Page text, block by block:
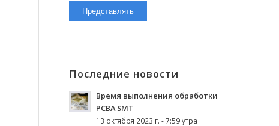
Последние новости
Время выполнения обработки
PCBA SMT
13 октября 2023 г. - 7:59 утра